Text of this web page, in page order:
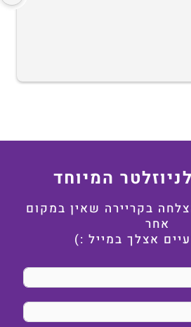
המיוחד
בקריירה שאין במקום
אחר
אצלך במייל :)